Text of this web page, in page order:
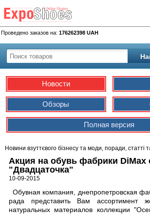
Проведено заказов на: 176262398 UAH
Новости
Обзоры
Полная версия
Новини взуттєвого бізнесу та моди, поради, статті
Акция на обувь фабрики DiMax
"Двадцаточка"
10-09-2015
Обувная компания, днепропетровская
рада представить Вам ассортимент
натуральных материалов коллекции